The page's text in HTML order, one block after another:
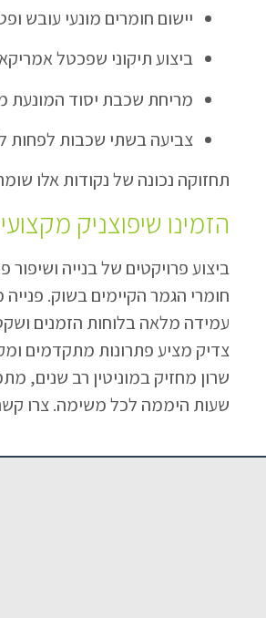
יישום חומרים מונעי עובש
ביצוע תיקוני שפכטל
מריחת שכבת יסוד המונעת
צביעה בשתי שכבות לפחות
תחזוקה נכונה של נקודות אלו
הזמינו שיפוצניק
ביצוע פרויקטים של בנייה
חומרי הגמר הקיימים בשוק.
עמידה מלאה בלוחות הזמנים
צדיק מציע פתרונות מתקדמים
שרון מחזיק במוניטין רב שנים,
שעות היממה לכל משימה. צרו